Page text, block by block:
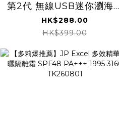
第2代 無線USB迷你瀏海捲
髮梳 可拆電 4981
TK260806
HK$288.00
HK$399.00